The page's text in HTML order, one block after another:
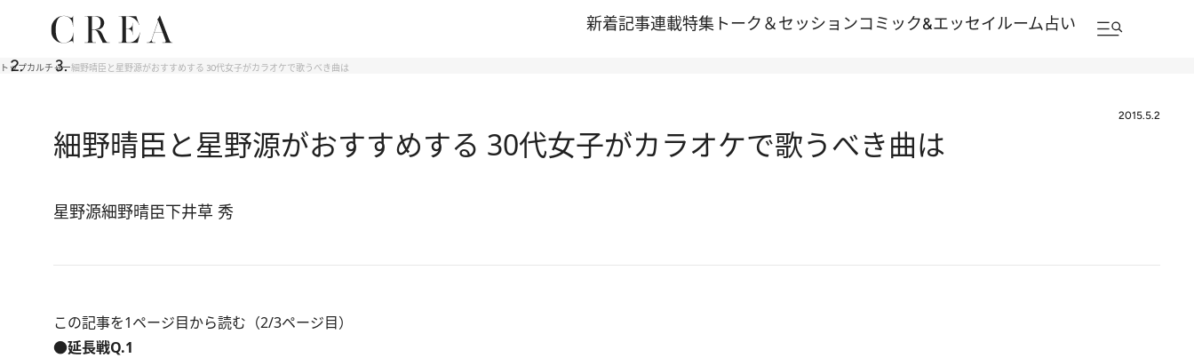
新着記事連載特集 トーク＆セッションコミック&エッセイルーム占い
トップカルチャー細野晴臣と星野源がおすすめする 30代女子がカラオケで歌うべき曲は
2015.5.2
細野晴臣と星野源がおすすめする 30代女子がカラオケで歌うべき曲は
星野源細野晴臣下井草 秀
この記事を1ページ目から読む（2/3ページ目）
●延長戦Q.1